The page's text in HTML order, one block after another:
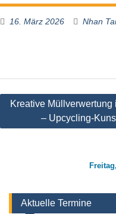
16. März 2026 Nhan
Beitragsnavigation
Kreative Müllverwertung
– Upcycling-
Aktuelle Termine